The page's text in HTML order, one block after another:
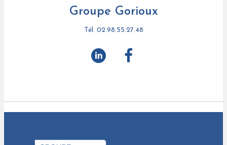
Groupe Gorioux
Tél. 02.98.55.27.48